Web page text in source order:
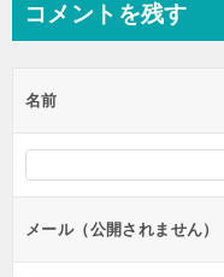
ビ
ー
シ
ン
コメントを残す
名前
メール（公開されません）